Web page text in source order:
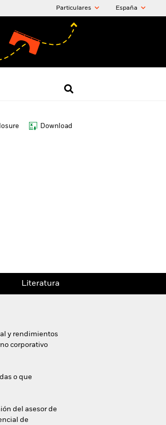
Particulares España
Download
Literatura
y rendimientos
corporativo
o que
del asesor de
de